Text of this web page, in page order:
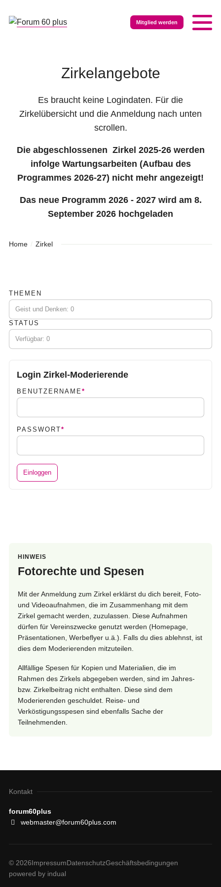
Mitglied werden
Home Zirkel
Zirkelangebote
Es braucht keine Logindaten. Für die
Zirkelübersicht und die Anmeldung nach unten
scrollen.
Die abgeschlossenen Zirkel 2025-26 werden
infolge Wartungsarbeiten (Aufbau des
Programmes 2026-27) nicht mehr angezeigt!
Das neue Programm 2026 - 2027 wird am 8.
September 2026 hochgeladen
THEMEN
STATUS
BENUTZERNAME *
PASSWORT*
HINWEIS
Fotorechte und Spesen
Mit der Anmeldung zum Zirkel erklärst du dich bereit, Foto-
und Videoaufnahmen, die im Zusammenhang mit dem
Zirkel gemacht werden, zuzulassen. Diese Aufnahmen
dürfen für Vereinszwecke genutzt werden (Homepage,
Präsentationen, Werbeflyer u.ä.). Falls du dies ablehnst, ist
dies dem Moderierenden mitzuteilen.
Allfällige Spesen für Kopien und Materialien, die im
Rahmen des Zirkels abgegeben werden, sind im Jahres-
bzw. Zirkelbeitrag nicht enthalten. Diese sind dem
Moderierenden geschuldet. Reise- und
Verköstigungsspesen sind ebenfalls Sache der
Teilnehmenden.
Kontakt
forum60plus
webmaster@forum60plus.com
© 2026ImpressumDatenschutzGeschäftsbedingungen
powered by indual